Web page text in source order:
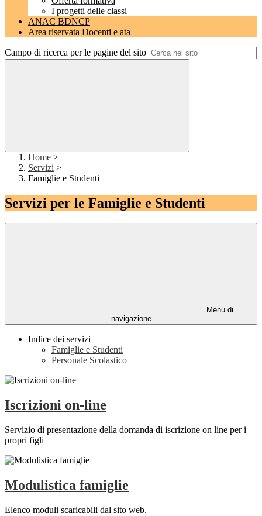
I progetti delle classi
ANAC BDNCP
Area riservata Docenti e ata
Campo di ricerca per le pagine del sito
Home >
Servizi >
Famiglie e Studenti
Servizi per le Famiglie e Studenti
Menu di
navigazione
Indice dei servizi
Famiglie e Studenti
Personale Scolastico
Iscrizioni on-line
Servizio di presentazione della domanda di iscrizione on line per i
propri figli
Modulistica famiglie
Elenco moduli scaricabili dal sito web.